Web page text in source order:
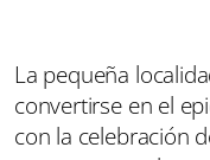
La pequeña
convertirse en el
con la celebración